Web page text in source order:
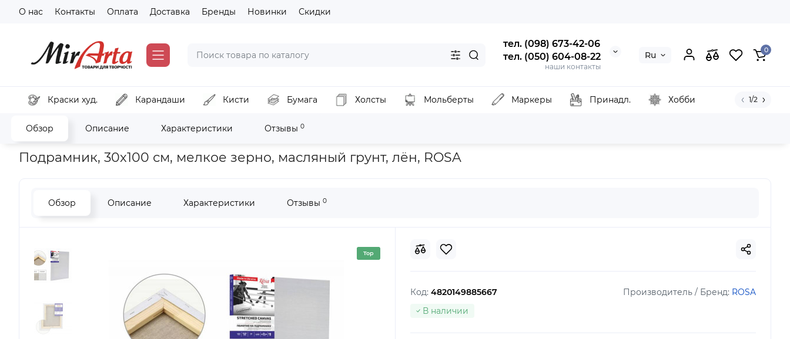
О нас Контакты Оплата Доставка Бренды Новинки Скидки
тел. (098) 673-42-06
тел. (050) 604-08-22
наши контакты
Ru 0
Краски худ. Карандаши Кисти Бумага Холсты Мольберты Маркеры Принадл. Хобби 1/2
Обзор Описание Характеристики Отзывы 0
Главная Холсты, модули, основы Холст на подрамнике Подрамник, 30х100 см, мелкое зерно, масляный грунт, лён, ROSA
Подрамник, 30х100 см, мелкое зерно, масляный грунт, лён, ROSA
Обзор Описание Характеристики Отзывы 0
Top
Код: 4820149885667 Производитель / Бренд: ROSA
В наличии